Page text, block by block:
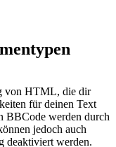
von HTML, die dir
für deinen Text
BBCode werden durch
jedoch auch
deaktiviert werden.